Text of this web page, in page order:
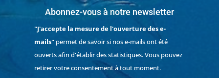
Abonnez-vous à notre newsletter
"J'accepte la mesure de l'ouverture des e-
mails"permet de savoir si nos e-mails ont été
ouverts afin d'établir des statistiques. Vous pouvez
retirer votre consentement à tout moment.